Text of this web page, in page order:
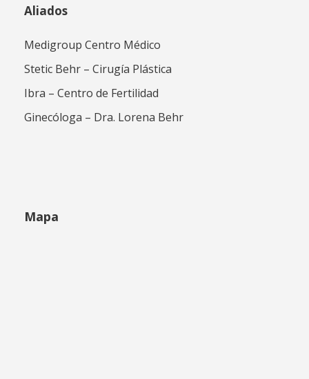
Aliados
Medigroup Centro Médico
Stetic Behr – Cirugía Plástica
Ibra – Centro de Fertilidad
Ginecóloga – Dra. Lorena Behr
Mapa